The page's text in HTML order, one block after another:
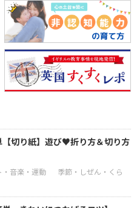
【切り紙】遊び♥折り方＆切り方